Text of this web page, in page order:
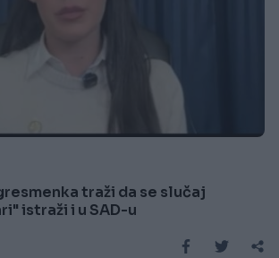
traži da se slučaj
istraži i u SAD-u